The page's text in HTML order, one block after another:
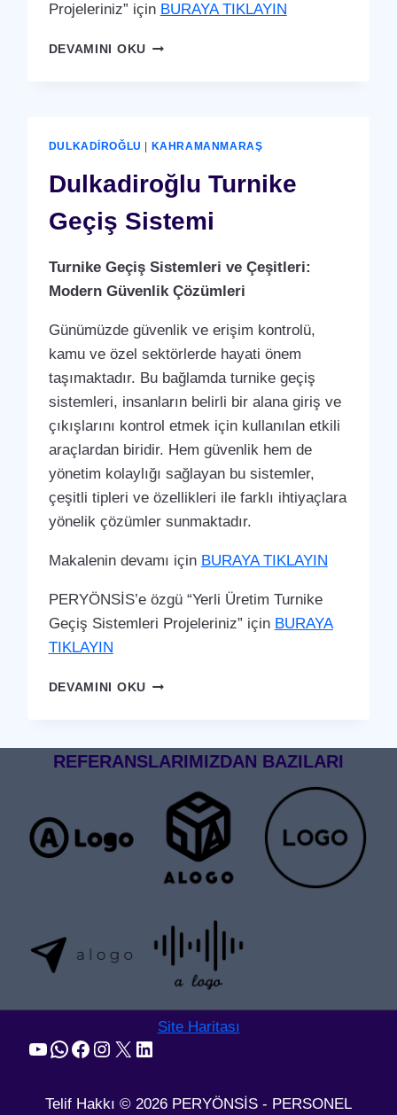
Projeleriniz” için BURAYA TIKLAYIN
DEVAMINI OKUDULKADIROĞLU
DULKADIROĞLU KAHRAMANMARAŞ
Dulkadiroğlu Turnike
Geçiş Sistemi
Turnike Geçiş Sistemleri ve Çeşitleri:
Modern Güvenlik Çözümleri
Günümüzde güvenlik ve erişim kontrolü,
kamu ve özel sektörlerde hayati önem
taşımaktadır. Bu bağlamda turnike geçiş
sistemleri, insanların belirli bir alana giriş ve
çıkışlarını kontrol etmek için kullanılan etkili
araçlardan biridir. Hem güvenlik hem de
yönetim kolaylığı sağlayan bu sistemler,
çeşitli tipleri ve özellikleri ile farklı ihtiyaçlara
yönelik çözümler sunmaktadır.
Makalenin devamı için BURAYA TIKLAYIN
PERYÖNSİS’e özgü “Yerli Üretim Turnike
Geçiş Sistemleri Projeleriniz” için BURAYA
TIKLAYIN
DEVAMINI OKUDULKADIROĞLU
REFERANSLARIMIZDAN BAZILARI
Site Haritası
YouTube WhatsApp Facebook Instagram X LinkedIn
Telif Hakkı © 2026 PERYÖNSİS - PERSONEL